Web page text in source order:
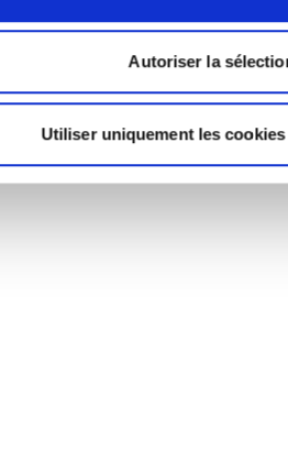
Autoriser la
Utiliser uniquement les